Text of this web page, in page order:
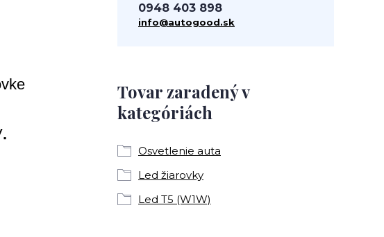
.
Tovar zaradený v
kategóriách
Osvetlenie auta
Led žiarovky
Led T5 (W1W)
0948 403 898
info@autogood.sk